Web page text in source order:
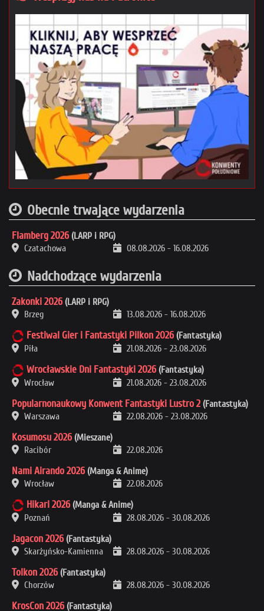
Obecnie trwające wydarzenia
Flamberg 2026 (LARP i RPG)
Czatachowa
08.08.2026 - 16.08.2026
Nadchodzące wydarzenia
Zakonki 2026 (LARP i RPG)
Brzeg
13.08.2026 - 16.08.2026
Festiwal Gier i Fantastyki Pilkon 2026 (Fantastyka)
Piła
21.08.2026 - 23.08.2026
Wrocławskie Dni Fantastyki 2026 (Fantastyka)
Wrocław
21.08.2026 - 23.08.2026
Popularnonaukowy Konwent Fantastyki Lustro 2 (Fantastyka)
Warszawa
22.08.2026 - 23.08.2026
Kosumosu 2026 (Mieszane)
Racibór
22.08.2026
Nami Airando 2026 (Manga & Anime)
Wrocław
22.08.2026
Hikari 2026 (Manga & Anime)
Poznań
28.08.2026 - 30.08.2026
Jagacon 2026 (Fantastyka)
Skarżyńsko-Kamienna
28.08.2026 - 30.08.2026
Tolkon 2026 (Fantastyka)
Chorzów
28.08.2026 - 30.08.2026
KrosCon 2026 (Fantastyka)